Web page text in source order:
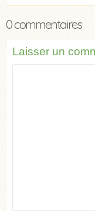
0 commentaires
Laisser un